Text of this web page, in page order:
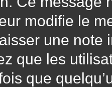
modifie le
une note
que les
que